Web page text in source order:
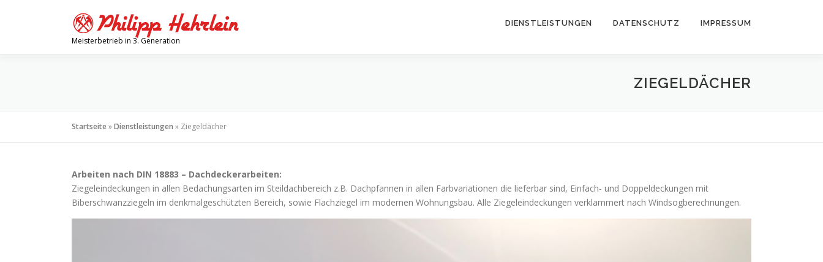
Meisterbetrieb in 3. Generation
DIENSTLEISTUNGEN DATENSCHUTZ IMPRESSUM
ZIEGELDÄCHER
Startseite»Dienstleistungen » Ziegeldächer
Arbeiten nach DIN 18883 – Dachdeckerarbeiten:
Ziegeleindeckungen in allen Bedachungsarten im Steildachbereich z.B. Dachpfannen in allen Farbvariationen die lieferbar sind, Einfach- und Doppeldeckungen mit
Biberschwanzziegeln im denkmalgeschützten Bereich, sowie Flachziegel im modernen Wohnungsbau. Alle Ziegeleindeckungen verklammert nach Windsogberechnungen.